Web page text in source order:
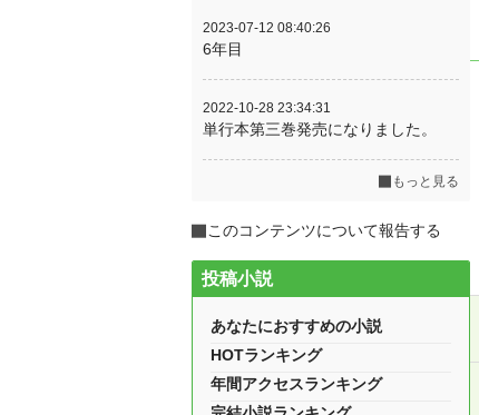
2023-07-12 08:40:26
6年目
2022-10-28 23:34:31
単行本第三巻発売になりました。
もっと見る
このコンテンツについて報告する
投稿小説
あなたにおすすめの小説
HOTランキング
年間アクセスランキング